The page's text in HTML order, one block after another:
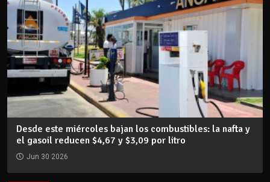
Desde este miércoles bajan los combustibles: la nafta y
el gasoil reducen $4,67 y $3,09 por litro
Jun 30 2026